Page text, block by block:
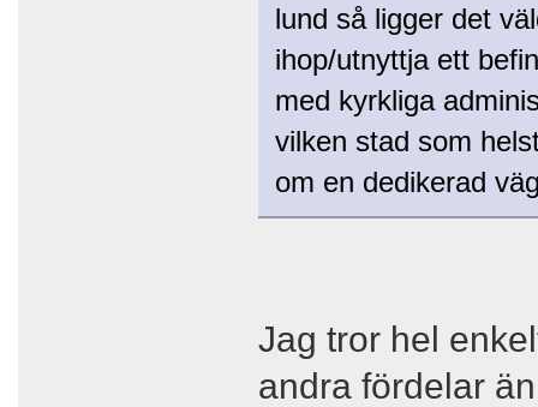
lund så ligger det
ihop/utnyttja ett
med kyrkliga
vilken stad som
om en dedikerad
Jag tror hel
andra fördelar